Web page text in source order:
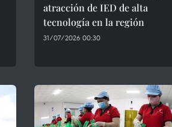
atracción de IED de alta
tecnología en la región
31/07/2026 00:30